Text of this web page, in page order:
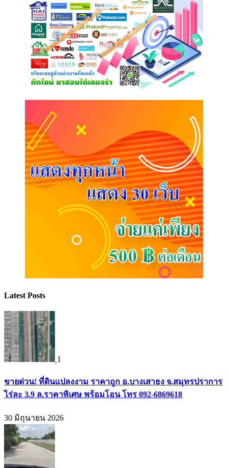
Latest Posts
1
ขายด่วน! ที่ดินแปลงงาม ราคาถูก อ.บางเสาธง จ.สมุทรปราการ
ไร่ละ 3.9 ล.ราคาพิเศษ พร้อมโอน โทร 092-6869618
30 มิถุนายน 2026